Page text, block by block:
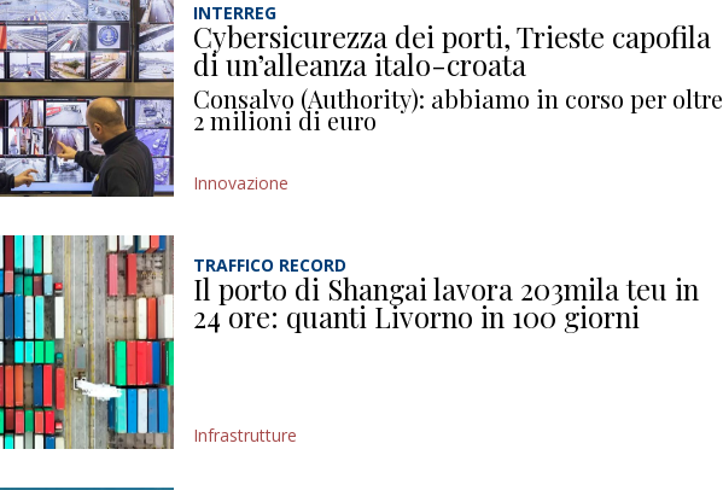
INTERREG
Cybersicurezza dei porti, Trieste capofila
di un’alleanza italo-croata
Consalvo (Authority): abbiamo in corso per oltre
2 milioni di euro
Innovazione
TRAFFICO RECORD
Il porto di Shangai lavora 203mila teu in
24 ore: quanti Livorno in 100 giorni
Infrastrutture